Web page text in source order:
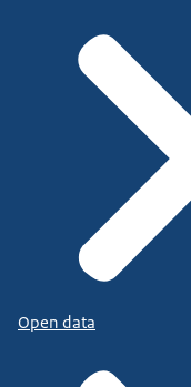
Open data